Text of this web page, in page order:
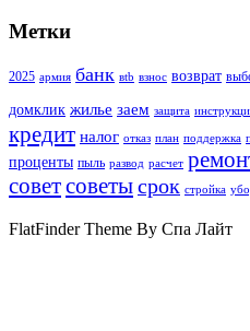
Метки
2025 армия банк вtb взнос возврат
домклик жилье заем защита
кредит налог отказ план поддержка
проценты пыль развод расчет
советсоветысрок стройка
FlatFinder Theme By Спа Лайт